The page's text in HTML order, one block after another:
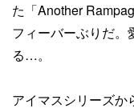
た「Another
フィーバーぶりだ。
る…。
アイマスシリーズか